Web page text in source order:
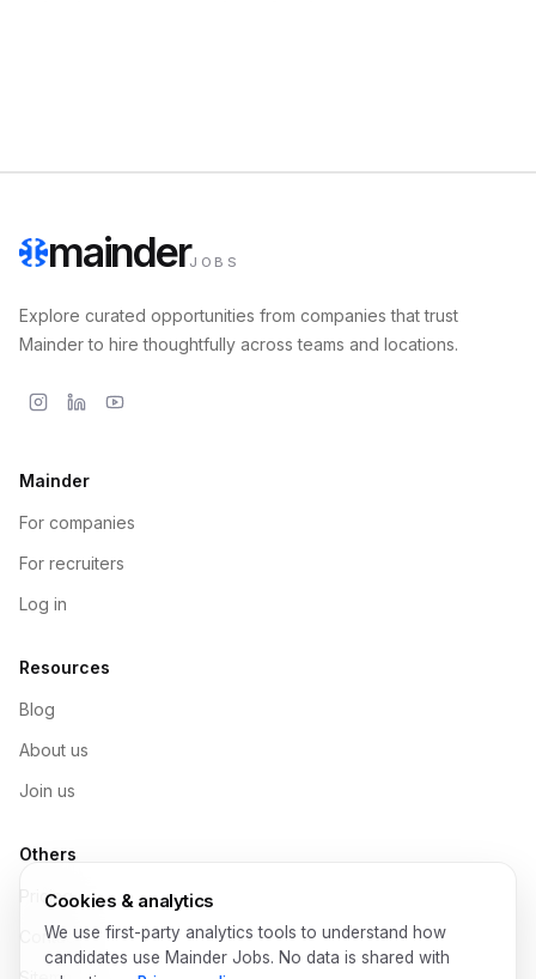
mainderJOBS
Explore curated opportunities from companies that trust
Mainder to hire thoughtfully across teams and locations.
Mainder
For companies
For recruiters
Log in
Resources
Blog
About us
Join us
Others
Pricing
Contact
Cookies & analytics
We use first-party analytics tools to understand how
candidates use Mainder Jobs. No data is shared with